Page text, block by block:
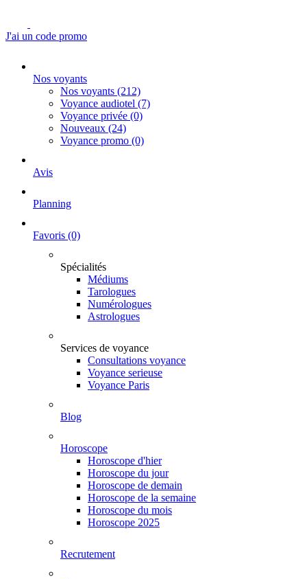
J'ai un code promo
Nos voyants
Nos voyants (212)
Voyance audiotel (7)
Voyance privée (0)
Nouveaux (24)
Voyance promo (0)
Avis
Planning
Favoris (0)
Spécialités
Médiums
Tarologues
Numérologues
Astrologues
Services de voyance
Consultations voyance
Voyance serieuse
Voyance Paris
Blog
Horoscope
Horoscope d'hier
Horoscope du jour
Horoscope de demain
Horoscope de la semaine
Horoscope du mois
Horoscope 2025
Recrutement